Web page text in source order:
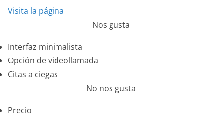
Visita la página
Nos gusta
Interfaz minimalista
Opción de videollamada
Citas a ciegas
No nos gusta
Precio